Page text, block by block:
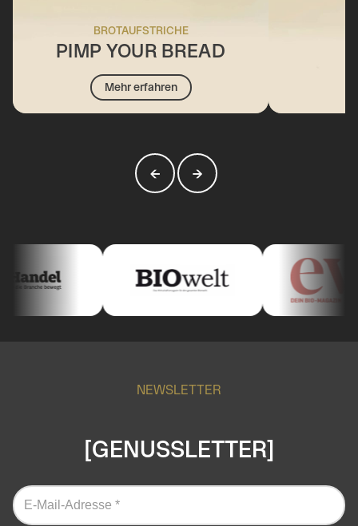
BROTAUFSTRICHE
PIMP YOUR BREAD
Mehr erfahren
← →
NEWSLETTER
[GENUSSLETTER]